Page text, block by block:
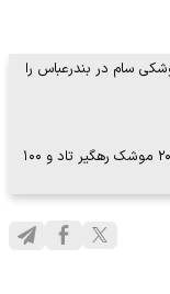
سام در بندرعباس را
واشنگتن پست: آمریکا در جنگ علیه ایران، بیش از ۲۰۰ موشک رهگیر تاد و ۱۰۰